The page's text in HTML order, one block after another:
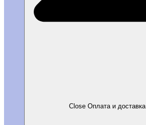
Close Оплата и доставка